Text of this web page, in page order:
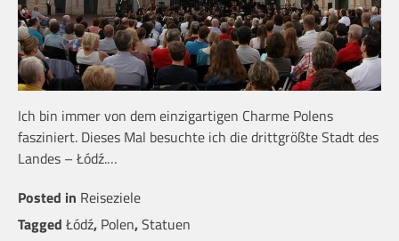
Ich bin immer von dem einzigartigen Charme Polens
fasziniert. Dieses Mal besuchte ich die drittgrößte Stadt des
Landes – Łódź.…
Posted in Reiseziele
Tagged Łódź, Polen,Statuen